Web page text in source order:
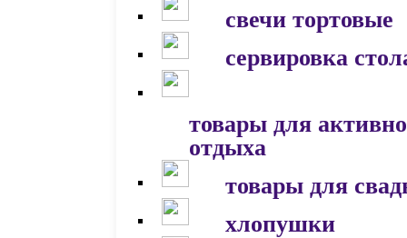
свечи тортовые
сервировка
товары для
отдыха
товары для
хлопушки